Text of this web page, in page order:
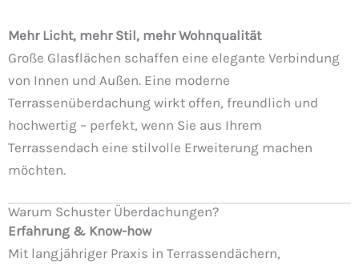
Mehr Licht, mehr Stil, mehr Wohnqualität
Große Glasflächen schaffen eine elegante Verbindung
von Innen und Außen. Eine moderne
Terrassenüberdachung wirkt offen, freundlich und
hochwertig – perfekt, wenn Sie aus Ihrem
Terrassendach eine stilvolle Erweiterung machen
möchten.
Warum Schuster Überdachungen?
Erfahrung & Know-how
Mit langjähriger Praxis in Terrassendächern,